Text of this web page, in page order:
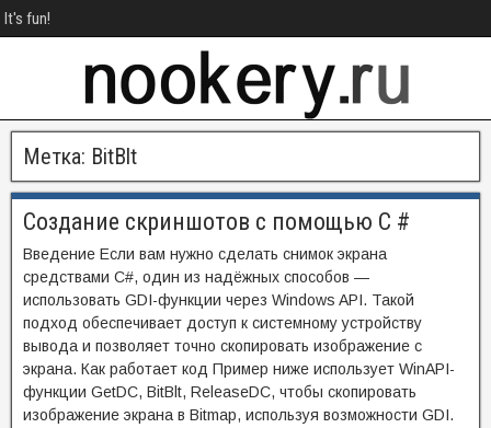
It's fun!
Метка: BitBlt
Создание скриншотов с помощью C #
Введение Если вам нужно сделать снимок экрана
средствами C#, один из надёжных способов —
использовать GDI-функции через Windows API. Такой
подход обеспечивает доступ к системному устройству
вывода и позволяет точно скопировать изображение с
экрана. Как работает код Пример ниже использует WinAPI-
функции GetDC, BitBlt, ReleaseDC, чтобы скопировать
изображение экрана в Bitmap, используя возможности GDI.